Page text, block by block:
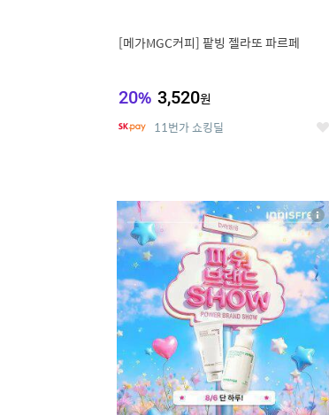
[메가MGC커피] 팥빙 젤라또 파르페
20% 3,520원
11번가 쇼킹딜 좋
5
상
세